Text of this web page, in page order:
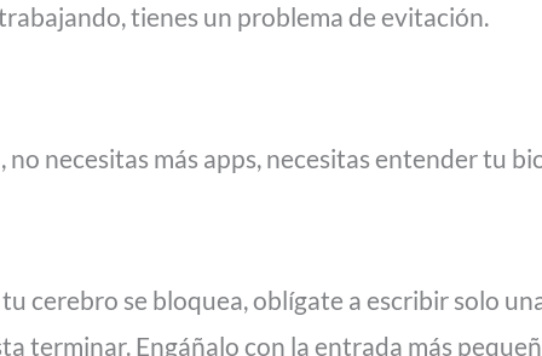
tienes un problema de evitación.
necesitas más apps, necesitas entender tu
cerebro se bloquea, oblígate a escribir solo
terminar. Engáñalo con la entrada más